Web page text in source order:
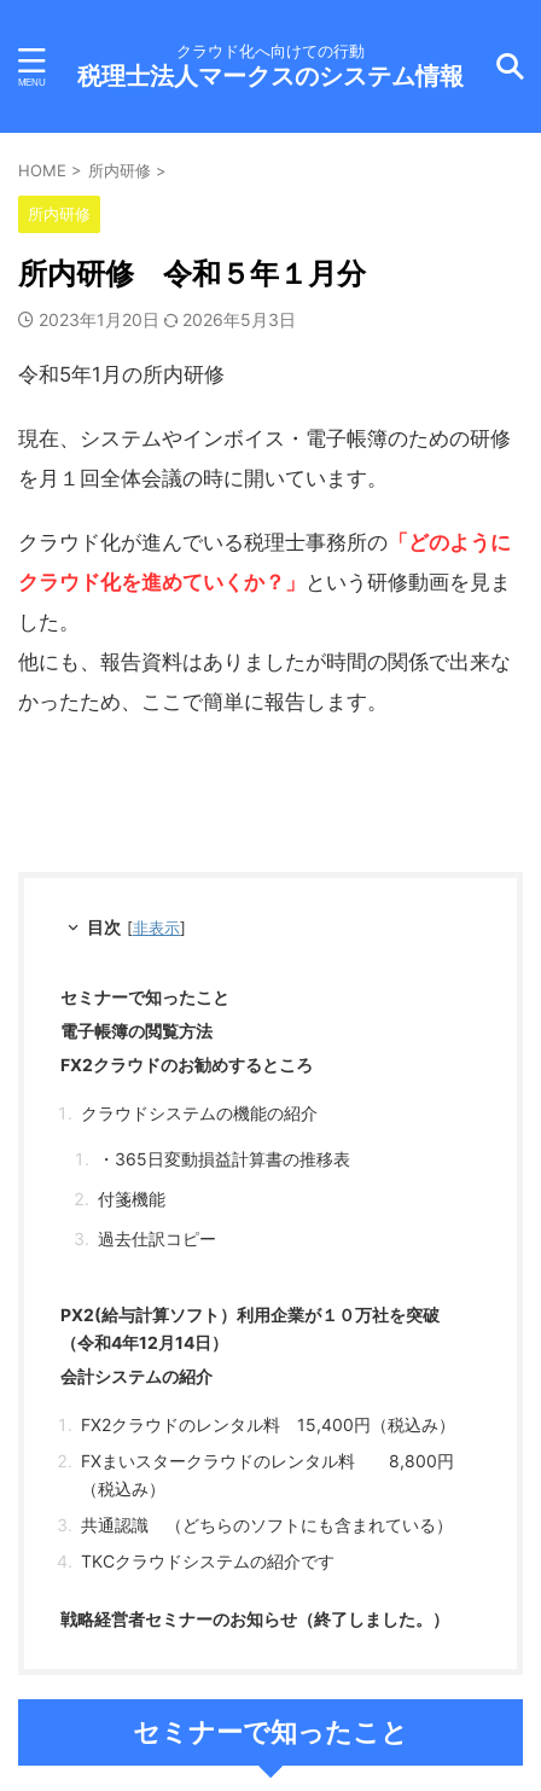
クラウド化へ向けての行動
税理士法人マークスのシステム情報
HOME > 所内研修 >
所内研修
所内研修 令和５年１月分
2023年1月20日 2026年5月3日
令和5年1月の所内研修
現在、システムやインボイス・電子帳簿のための研修
を月１回全体会議の時に開いています。
クラウド化が進んでいる税理士事務所の 「どのように
クラウド化を進めていくか？」 という研修動画を見ま
した。
他にも、報告資料はありましたが時間の関係で出来な
かったため、ここで簡単に報告します。
目次 [非表示]
セミナーで知ったこと
電子帳簿の閲覧方法
FX2クラウドのお勧めするところ
クラウドシステムの機能の紹介
・365日変動損益計算書の推移表
付箋機能
過去仕訳コピー
PX2(給与計算ソフト）利用企業が１０万社を突破
（令和4年12月14日）
会計システムの紹介
FX2クラウドのレンタル料 15,400円（税込み）
FXまいスタークラウドのレンタル料 8,800円
（税込み）
共通認識 （どちらのソフトにも含まれている）
TKCクラウドシステムの紹介です
戦略経営者セミナーのお知らせ（終了しました。）
セミナーで知ったこと